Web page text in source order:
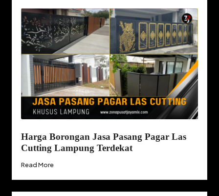
Harga Borongan Jasa Pasang Pagar Las
Cutting Lampung Terdekat
Read More